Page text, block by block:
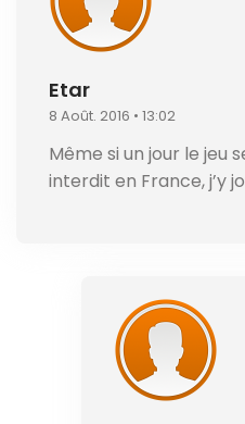
Etar
8 Août. 2016 • 13:02
Même si un jour le jeu
interdit en France, j’y